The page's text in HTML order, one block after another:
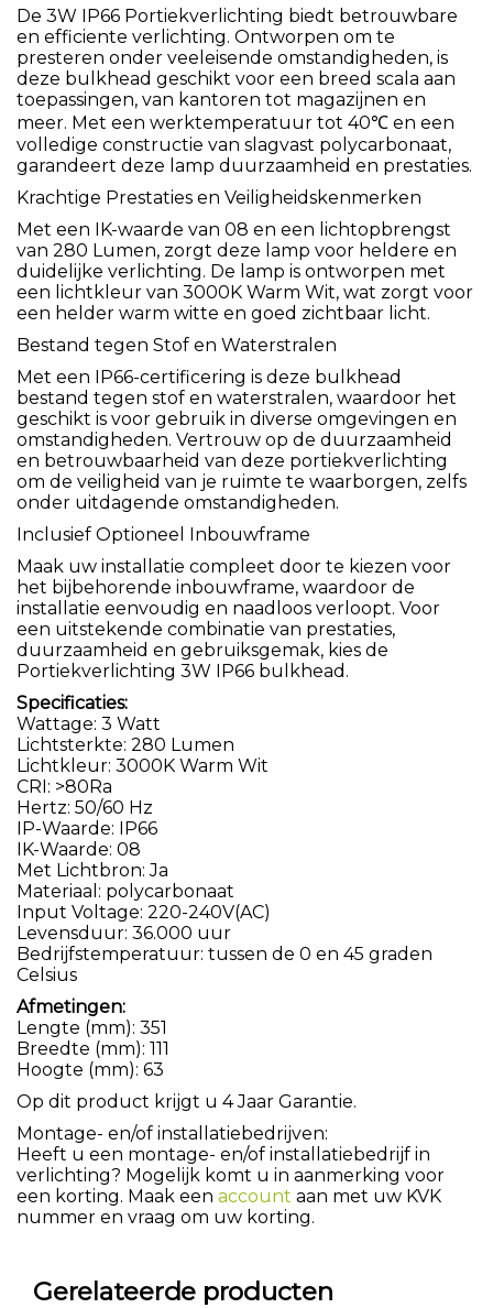
De 3W IP66 Portiekverlichting biedt betrouwbare
en efficiente verlichting. Ontworpen om te
presteren onder veeleisende omstandigheden, is
deze bulkhead geschikt voor een breed scala aan
toepassingen, van kantoren tot magazijnen en
meer. Met een werktemperatuur tot 40℃ en een
volledige constructie van slagvast polycarbonaat,
garandeert deze lamp duurzaamheid en prestaties.
Krachtige Prestaties en Veiligheidskenmerken
Met een IK-waarde van 08 en een lichtopbrengst
van 280 Lumen, zorgt deze lamp voor heldere en
duidelijke verlichting. De lamp is ontworpen met
een lichtkleur van 3000K Warm Wit, wat zorgt voor
een helder warm witte en goed zichtbaar licht.
Bestand tegen Stof en Waterstralen
Met een IP66-certificering is deze bulkhead
bestand tegen stof en waterstralen, waardoor het
geschikt is voor gebruik in diverse omgevingen en
omstandigheden. Vertrouw op de duurzaamheid
en betrouwbaarheid van deze portiekverlichting
om de veiligheid van je ruimte te waarborgen, zelfs
onder uitdagende omstandigheden.
Inclusief Optioneel Inbouwframe
Maak uw installatie compleet door te kiezen voor
het bijbehorende inbouwframe, waardoor de
installatie eenvoudig en naadloos verloopt. Voor
een uitstekende combinatie van prestaties,
duurzaamheid en gebruiksgemak, kies de
Portiekverlichting 3W IP66 bulkhead.
Specificaties:
Wattage: 3 Watt
Lichtsterkte: 280 Lumen
Lichtkleur: 3000K Warm Wit
CRI: >80Ra
Hertz: 50/60 Hz
IP-Waarde: IP66
IK-Waarde: 08
Met Lichtbron: Ja
Materiaal: polycarbonaat
Input Voltage: 220-240V(AC)
Levensduur: 36.000 uur
Bedrijfstemperatuur: tussen de 0 en 45 graden
Celsius
Afmetingen:
Lengte (mm): 351
Breedte (mm): 111
Hoogte (mm): 63
Op dit product krijgt u 4 Jaar Garantie.
Montage- en/of installatiebedrijven:
Heeft u een montage- en/of installatiebedrijf in
verlichting? Mogelijk komt u in aanmerking voor
een korting. Maak een account aan met uw KVK
nummer en vraag om uw korting.
Gerelateerde producten